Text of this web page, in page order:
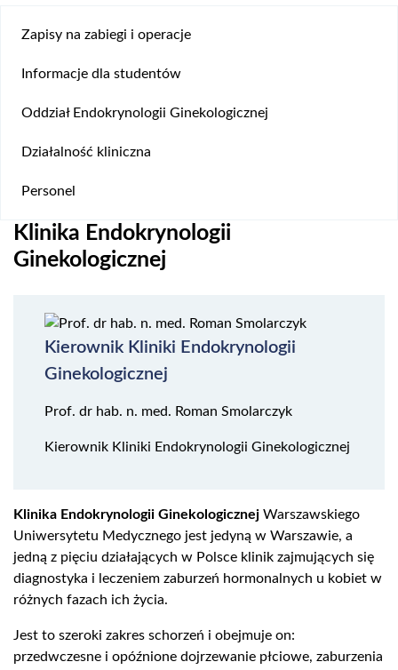
Zapisy na zabiegi i operacje
Informacje dla studentów
Oddział Endokrynologii Ginekologicznej
Działalność kliniczna
Personel
Klinika Endokrynologii
Ginekologicznej
Kierownik Kliniki Endokrynologii
Ginekologicznej
Prof. dr hab. n. med. Roman Smolarczyk
Kierownik Kliniki Endokrynologii Ginekologicznej
Klinika Endokrynologii Ginekologicznej Warszawskiego
Uniwersytetu Medycznego jest jedyną w Warszawie, a
jedną z pięciu działających w Polsce klinik zajmujących się
diagnostyka i leczeniem zaburzeń hormonalnych u kobiet w
różnych fazach ich życia.
Jest to szeroki zakres schorzeń i obejmuje on:
przedwczesne i opóźnione dojrzewanie płciowe, zaburzenia